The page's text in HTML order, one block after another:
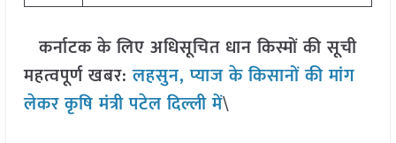
कर्नाटक के लिए अधिसूचित धान किस्मों की सूची
महत्वपूर्ण खबर:लहसुन, प्याज के किसानों की मांग
लेकर कृषि मंत्री पटेल दिल्ली में\